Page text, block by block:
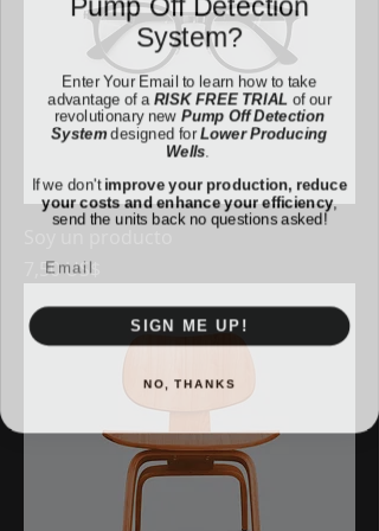
Precio
7,50 US$
System?
Enter Your Email to learn how to take
advantage of aRISK FREE TRIAL of our
revolutionary newPump Off Detection
Systemdesigned forLower Producing
Wells.
If we don't improve your production, reduce
your costs and enhance your efficiency,
send the units back no questions asked!
SIGN ME UP!